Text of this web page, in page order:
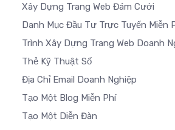
Xây Dựng Trang Web Đám Cưới
Danh Mục Đầu Tư Trực Tuyến Miễn
Trình Xây Dựng Trang Web Doanh
Thẻ Kỹ Thuật Số
Địa Chỉ Email Doanh Nghiệp
Tạo Một Blog Miễn Phí
Tạo Một Diễn Đàn